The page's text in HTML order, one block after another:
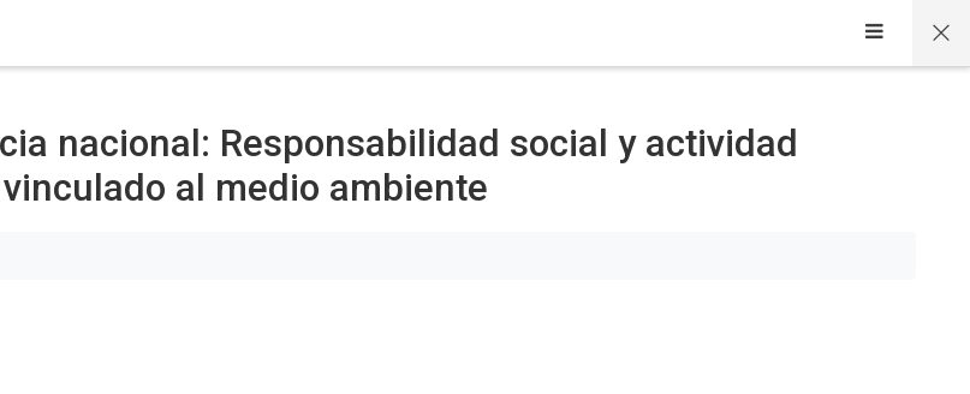
nacional: Responsabilidad social y actividad
al medio ambiente